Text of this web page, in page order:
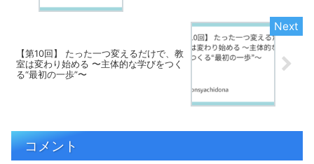
【第10回】 たった一つ変えるだけで、教
室は変わり始める 〜主体的な学びをつく
る“最初の一歩”〜
コメント